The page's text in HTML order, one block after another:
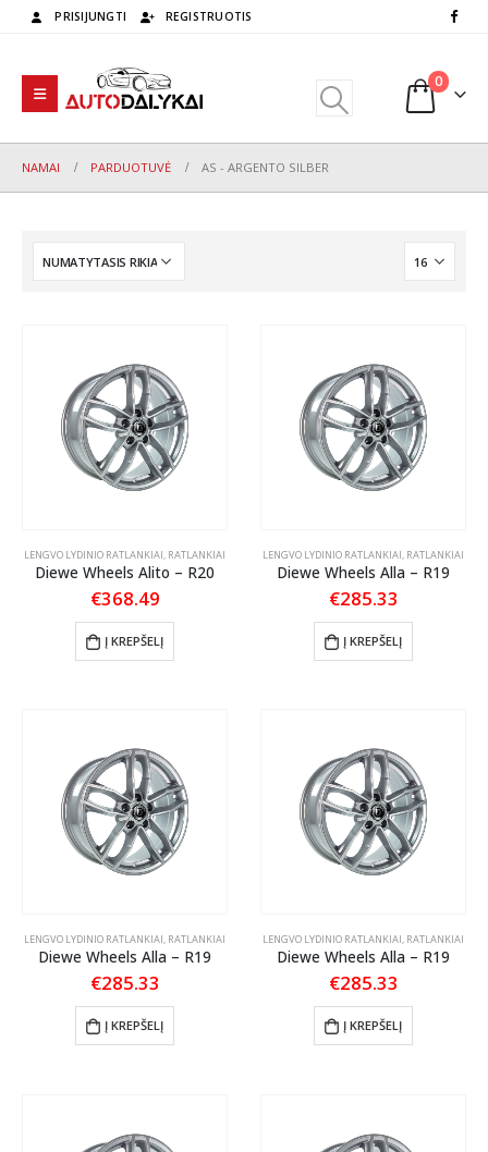
PRISIJUNGTI REGISTRUOTIS
0
NAMAI PARDUOTUVĖ AS - ARGENTO SILBER
LENGVO LYDINIO RATLANKIAI, RATLANKIAI
Diewe Wheels Alito – R20
€368.49
Į KREPŠELĮ
LENGVO LYDINIO RATLANKIAI, RATLANKIAI
Diewe Wheels Alla – R19
€285.33
Į KREPŠELĮ
LENGVO LYDINIO RATLANKIAI, RATLANKIAI
Diewe Wheels Alla – R19
€285.33
Į KREPŠELĮ
LENGVO LYDINIO RATLANKIAI, RATLANKIAI
Diewe Wheels Alla – R19
€285.33
Į KREPŠELĮ